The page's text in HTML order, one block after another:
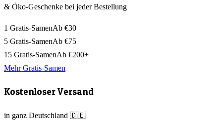
& Öko-Geschenke bei jeder Bestellung
1 Gratis-SamenAb €30
5 Gratis-SamenAb €75
15 Gratis-SamenAb €200+
Mehr Gratis-Samen
Kostenloser Versand
in ganz Deutschland 🇩🇪